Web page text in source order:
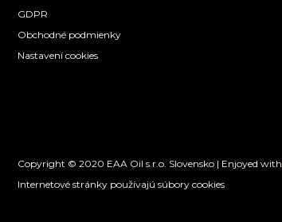
GDPR
Obchodné podmienky
Nastavení cookies
Copyright © 2020 EAA Oil s.r.o. Slovensko | Enjoyed with
Internetové stránky používajú súbory cookies